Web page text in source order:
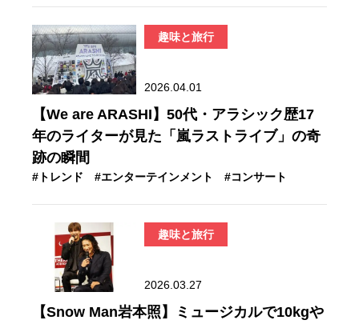
趣味と旅行
2026.04.01
【We are ARASHI】50代・アラシック歴17
年のライターが見た「嵐ラストライブ」の奇
跡の瞬間
#トレンド #エンターテインメント #コンサート
趣味と旅行
2026.03.27
【Snow Man岩本照】ミュージカルで10kgや